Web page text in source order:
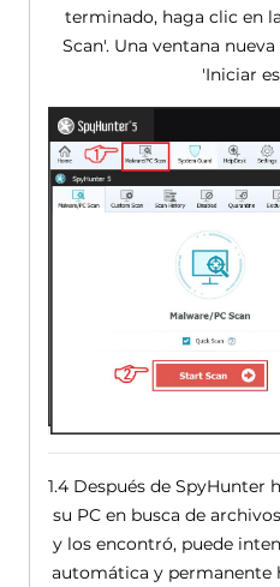
terminado, haga clic en
Scan'. Una ventana
'Iniciar
1.4 Después de SpyHunter
su PC en busca de
y los encontró, puede
automática y permanente